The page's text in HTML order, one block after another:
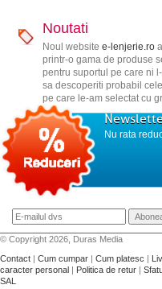
Noutati
Noul website e-lenjerie.ro
printr-o gama de produse
pentru suportul pe care ni
sa descoperiti probabil
pe care le-am selectat cu
Nu rata
© Copyright 2026, Duras Media
Contact | Cum cumpar | Cum platesc |
caracter personal | Politica de retur |
SAL